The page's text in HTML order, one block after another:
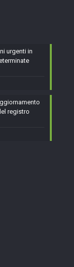
urgenti in
registro